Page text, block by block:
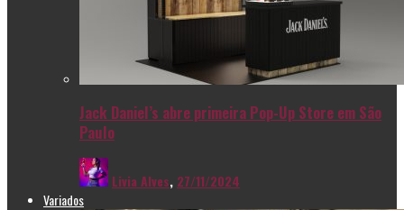
Jack Daniel’s abre primeira Pop-Up Store em São
Paulo
Livia Alves, 27/11/2024
Variados